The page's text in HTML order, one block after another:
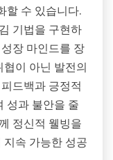
할 수 있습니다.
기법을 구현하
장 마인드를 장
이 아닌 발전의
드백과 긍정적
성과 불안을 줄
정신적 웰빙을
속 가능한 성공